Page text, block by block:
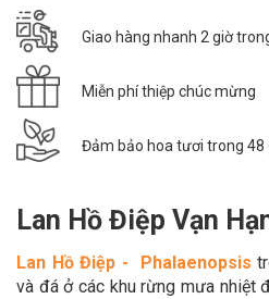
Giao hàng nhanh 2 giờ
Miễn phí thiệp chúc mừng
Đảm bảo hoa tươi trong 48
Lan Hồ Điệp Vạn
Lan Hồ Điệp - Phalaenopsis
và đá ở các khu rừng mưa nhiệt